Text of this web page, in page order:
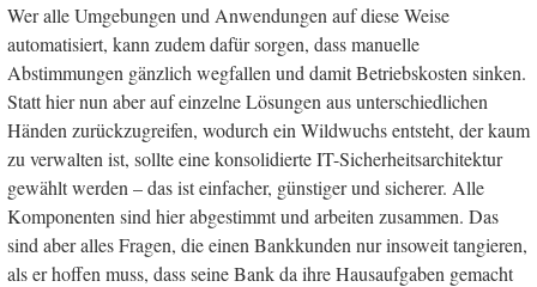
Wer alle Umgebungen und Anwendungen auf diese Weise
automatisiert, kann zudem dafür sorgen, dass manuelle
Abstimmungen gänzlich wegfallen und damit Betriebskosten sinken.
Statt hier nun aber auf einzelne Lösungen aus unterschiedlichen
Händen zurückzugreifen, wodurch ein Wildwuchs entsteht, der kaum
zu verwalten ist, sollte eine konsolidierte IT-Sicherheitsarchitektur
gewählt werden – das ist einfacher, günstiger und sicherer. Alle
Komponenten sind hier abgestimmt und arbeiten zusammen. Das
sind aber alles Fragen, die einen Bankkunden nur insoweit tangieren,
als er hoffen muss, dass seine Bank da ihre Hausaufgaben gemacht